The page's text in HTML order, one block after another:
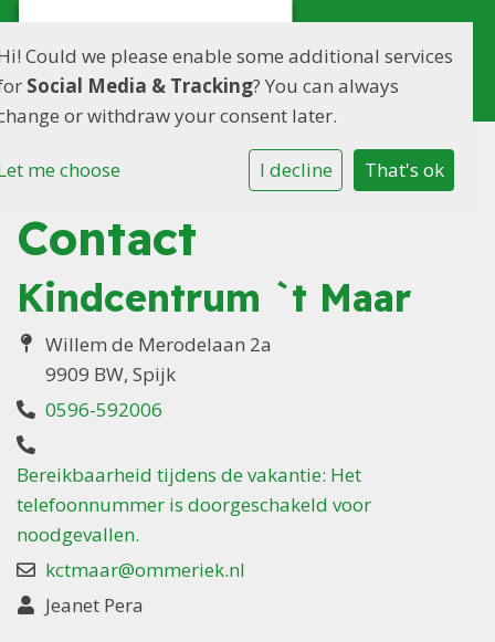
Contact
Kindcentrum `t Maar
Willem de Merodelaan 2a
9909 BW, Spijk
0596-592006
Bereikbaarheid tijdens de vakantie: Het
telefoonnummer is doorgeschakeld voor
noodgevallen.
kctmaar@ommeriek.nl
Jeanet Pera
Could we please enable some additional services
Social Media & Tracking? You can always
or withdraw your consent later.
me choose I decline That's ok